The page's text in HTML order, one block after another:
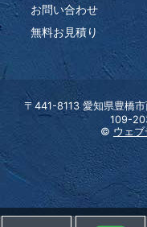
お問い合わせ
無料お見積り
〒441-8113 愛知県豊橋
109-
© ウェ